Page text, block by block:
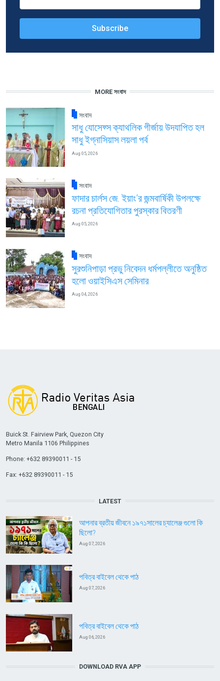
MORE সংবাদ
সংবাদ
সাধু যোসেফ্স ক্যাথলিক গীর্জায় উদযাপিত হল
সাধু ইগ্নাসিয়াস লয়লা পর্ব
Aug 05, 2026
সংবাদ
ফাদার চার্লস জে. ইয়াং’র জন্মবার্ষিকী উপলক্ষে
রচনা প্রতিযোগিতার পুরস্কার বিতরণী
Aug 05, 2026
সংবাদ
সুরশুনিপাড়া প্রভু নিবেদন ধর্মপল্লীতে অনুষ্ঠিত
হলো ওয়াইসিএস সেমিনার
Aug 04, 2026
Buick St. Fairview Park, Quezon City
Metro Manila 1106 Philippines
Phone: +632 89390011 - 15
Fax: +632 89390011 - 15
LATEST
আপনার ব্রতীয় জীবনে ১৯৭১সালের চ্যালেঞ্জ গুলো কি
ছিলো?
Aug 07, 2026
পবিত্র বাইবেল থেকে পাঠ
Aug 07, 2026
পবিত্র বাইবেল থেকে পাঠ
Aug 06, 2026
DOWNLOAD RVA APP